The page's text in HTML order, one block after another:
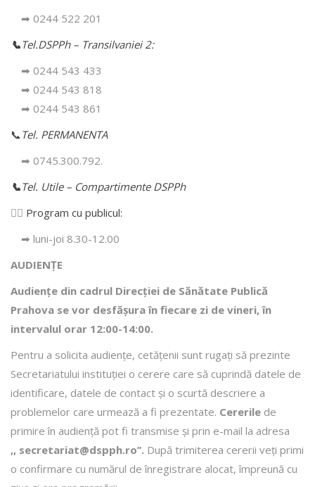
➡ 0244 522 201
📞Tel.DSPPh – Transilvaniei 2:
➡ 0244 543 433
➡ 0244 543 818
➡ 0244 543 861
📞 Tel. PERMANENTA
➡ 0745.300.792.
📞Tel. Utile – Compartimente DSPPh
👩‍⚕️ Program cu publicul:
➡ luni-joi 8.30-12.00
AUDIENȚE
Audiențe din cadrul Direcţiei de Sănătate Publică
Prahova se vor desfăşura în fiecare zi de vineri, în
intervalul orar 12:00-14:00.
Pentru a solicita audienţe, cetăţenii sunt rugaţi să prezinte
Secretariatului instituției o cerere care să cuprindă datele de
identificare, datele de contact şi o scurtă descriere a
problemelor care urmează a fi prezentate. Cererile de
primire în audienţă pot fi transmise şi prin e-mail la adresa
,, secretariat@dspph.ro’’. După trimiterea cererii veţi primi
o confirmare cu numărul de înregistrare alocat, împreună cu